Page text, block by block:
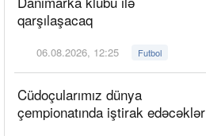
qarşılaşacaq
06.08.2026, 12:25 Futbol
Cüdoçularımız dünya
çempionatında iştirak edəcəklər